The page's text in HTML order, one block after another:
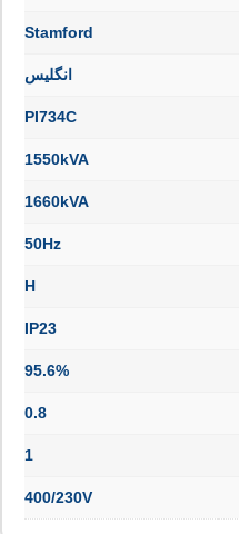
Stamford
انگلیس
PI734C
1550kVA
1660kVA
50Hz
H
IP23
95.6%
0.8
1
400/230V